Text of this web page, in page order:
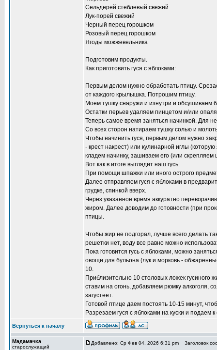
Сельдерей стеблевый свежий
Лук-порей свежий
Черный перец горошком
Розовый перец горошком
Ягоды можжевельника
Подготовим продукты.
Как приготовить гуся с яблоками:
Первым делом нужно обработать птицу.
от каждого крылышка. Потрошим птицу.
Моем тушку снаружи и изнутри и обсушиваем
Остатки перьев удаляем пинцетом и/или
Теперь самое время заняться начинкой. Для
Со всех сторон натираем тушку солью и
Чтобы начинить гуся, первым делом нужно
- крест накрест) или кулинарной иглы
кладем начинку, зашиваем его (или
Вот как в итоге выглядит наш гусь.
При помощи шпажки или иного острого
Далее отправляем гуся с яблоками в
грудке, спинкой вверх.
Через указанное время аккуратно
жиром. Далее доводим до готовности (при
птицы.
Чтобы жир не подгорал, лучше всего делать
решетки нет, воду все равно можно
Пока готовится гусь с яблоками, можно
овощи для бульона (лук и морковь -
10.
Приблизительно 10 столовых ложек
ставим на огонь, добавляем рюмку алкоголя,
загустеет.
Готовой птице даем постоять 10-15 минут,
Разрезаем гуся с яблоками на куски и подаем
Вернуться к началу
Мадамачка
старослужащий
Добавлено: Ср Фев 04, 2026 6:31 pm Заголовок